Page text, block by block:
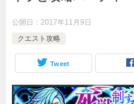
公開日： 2017年11月9日
クエスト攻略
Tweet